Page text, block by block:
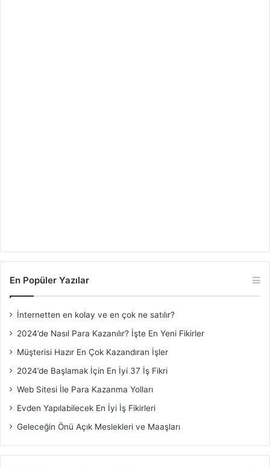
En Popüler Yazılar
İnternetten en kolay ve en çok ne satılır?
2024’de Nasıl Para Kazanılır? İşte En Yeni Fikirler
Müşterisi Hazır En Çok Kazandıran İşler
2024’de Başlamak İçin En İyi 37 İş Fikri
Web Sitesi İle Para Kazanma Yolları
Evden Yapılabilecek En İyi İş Fikirleri
Geleceğin Önü Açık Meslekleri ve Maaşları